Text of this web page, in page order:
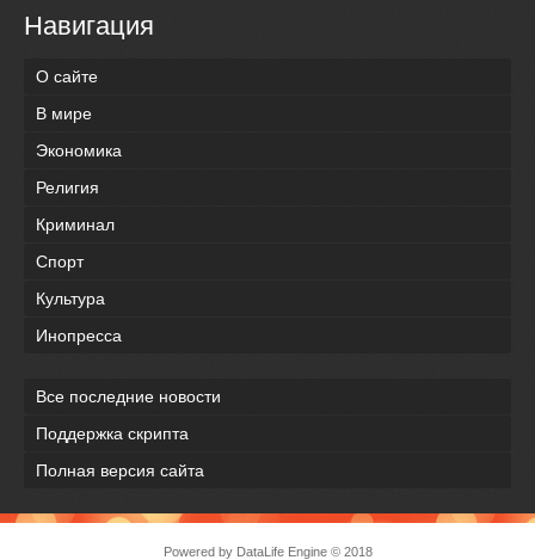
Навигация
О сайте
В мире
Экономика
Религия
Криминал
Спорт
Культура
Инопресса
Все последние новости
Поддержка скрипта
Полная версия сайта
Powered by DataLife Engine© 2018